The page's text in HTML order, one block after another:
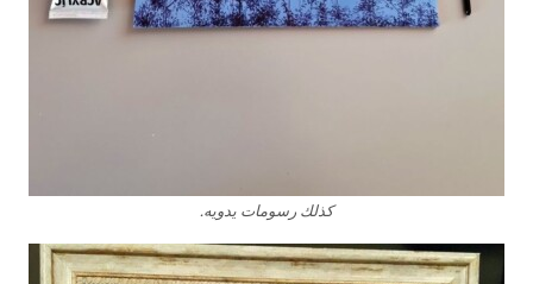
كذلك رسومات يدويه.